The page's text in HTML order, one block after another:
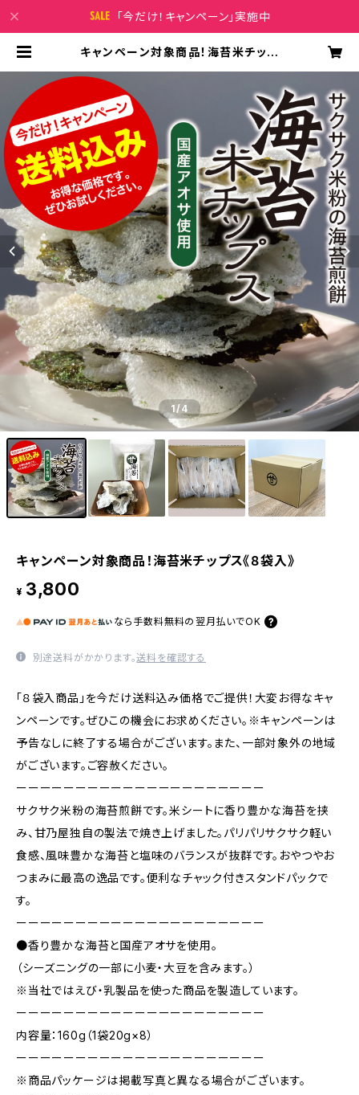
「今だけ！キャンペーン」実施中
キャンペーン対象商品！海苔米チップ
1/4
キャンペーン対象商品！海苔米チップス《８袋入》
¥ 3,800
なら 手数料無料の 翌月払いでOK
別途送料がかかります。送料を確認する
「８袋入商品」を今だけ送料込み価格でご提供！大変お得なキャ
ンペーンです。ぜひこの機会にお求めください。※キャンペーンは
予告なしに終了する場合がございます。また、一部対象外の地域
がございます。ご容赦ください。
ーーーーーーーーーーーーーーーーーーーーー
サクサク米粉の海苔煎餅です。米シートに香り豊かな海苔を挟
み、甘乃屋独自の製法で焼き上げました。パリパリサクサク軽い
食感、風味豊かな海苔と塩味のバランスが抜群です。おやつやお
つまみに最高の逸品です。便利なチャック付きスタンドパックで
す。
ーーーーーーーーーーーーーーーーーーーーー
●香り豊かな海苔と国産アオサを使用。
（シーズニングの一部に小麦・大豆を含みます。）
※当社ではえび・乳製品を使った商品を製造しています。
ーーーーーーーーーーーーーーーーーーーーー
内容量：160g（1袋20g×8）
ーーーーーーーーーーーーーーーーーーーーー
※商品パッケージは掲載写真と異なる場合がございます。